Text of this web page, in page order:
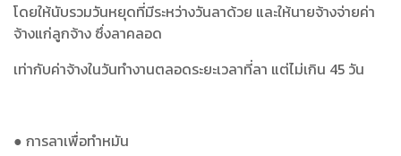
โดยให้นับรวมวันหยุดที่มีระหว่างวันลาด้วย และให้นายจ้างจ่ายค่า
จ้างแก่ลูกจ้าง ซึ่งลาคลอด
เท่ากับค่าจ้างในวันทำงานตลอดระยะเวลาที่ลา แต่ไม่เกิน 45 วัน
● การลาเพื่อทำหมัน